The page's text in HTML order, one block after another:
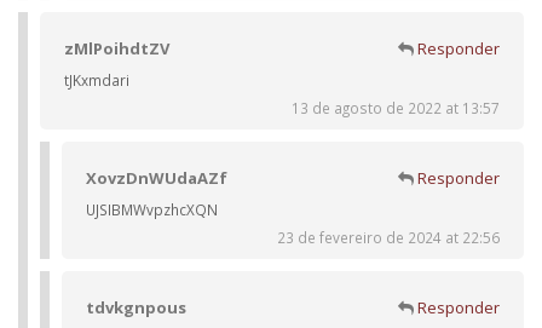
zMlPoihdtZV Responder
tJKxmdari
13 de agosto de 2022 at 13:57
XovzDnWUdaAZf Responder
UJSIBMWvpzhcXQN
23 de fevereiro de 2024 at 22:56
tdvkgnpous Responder